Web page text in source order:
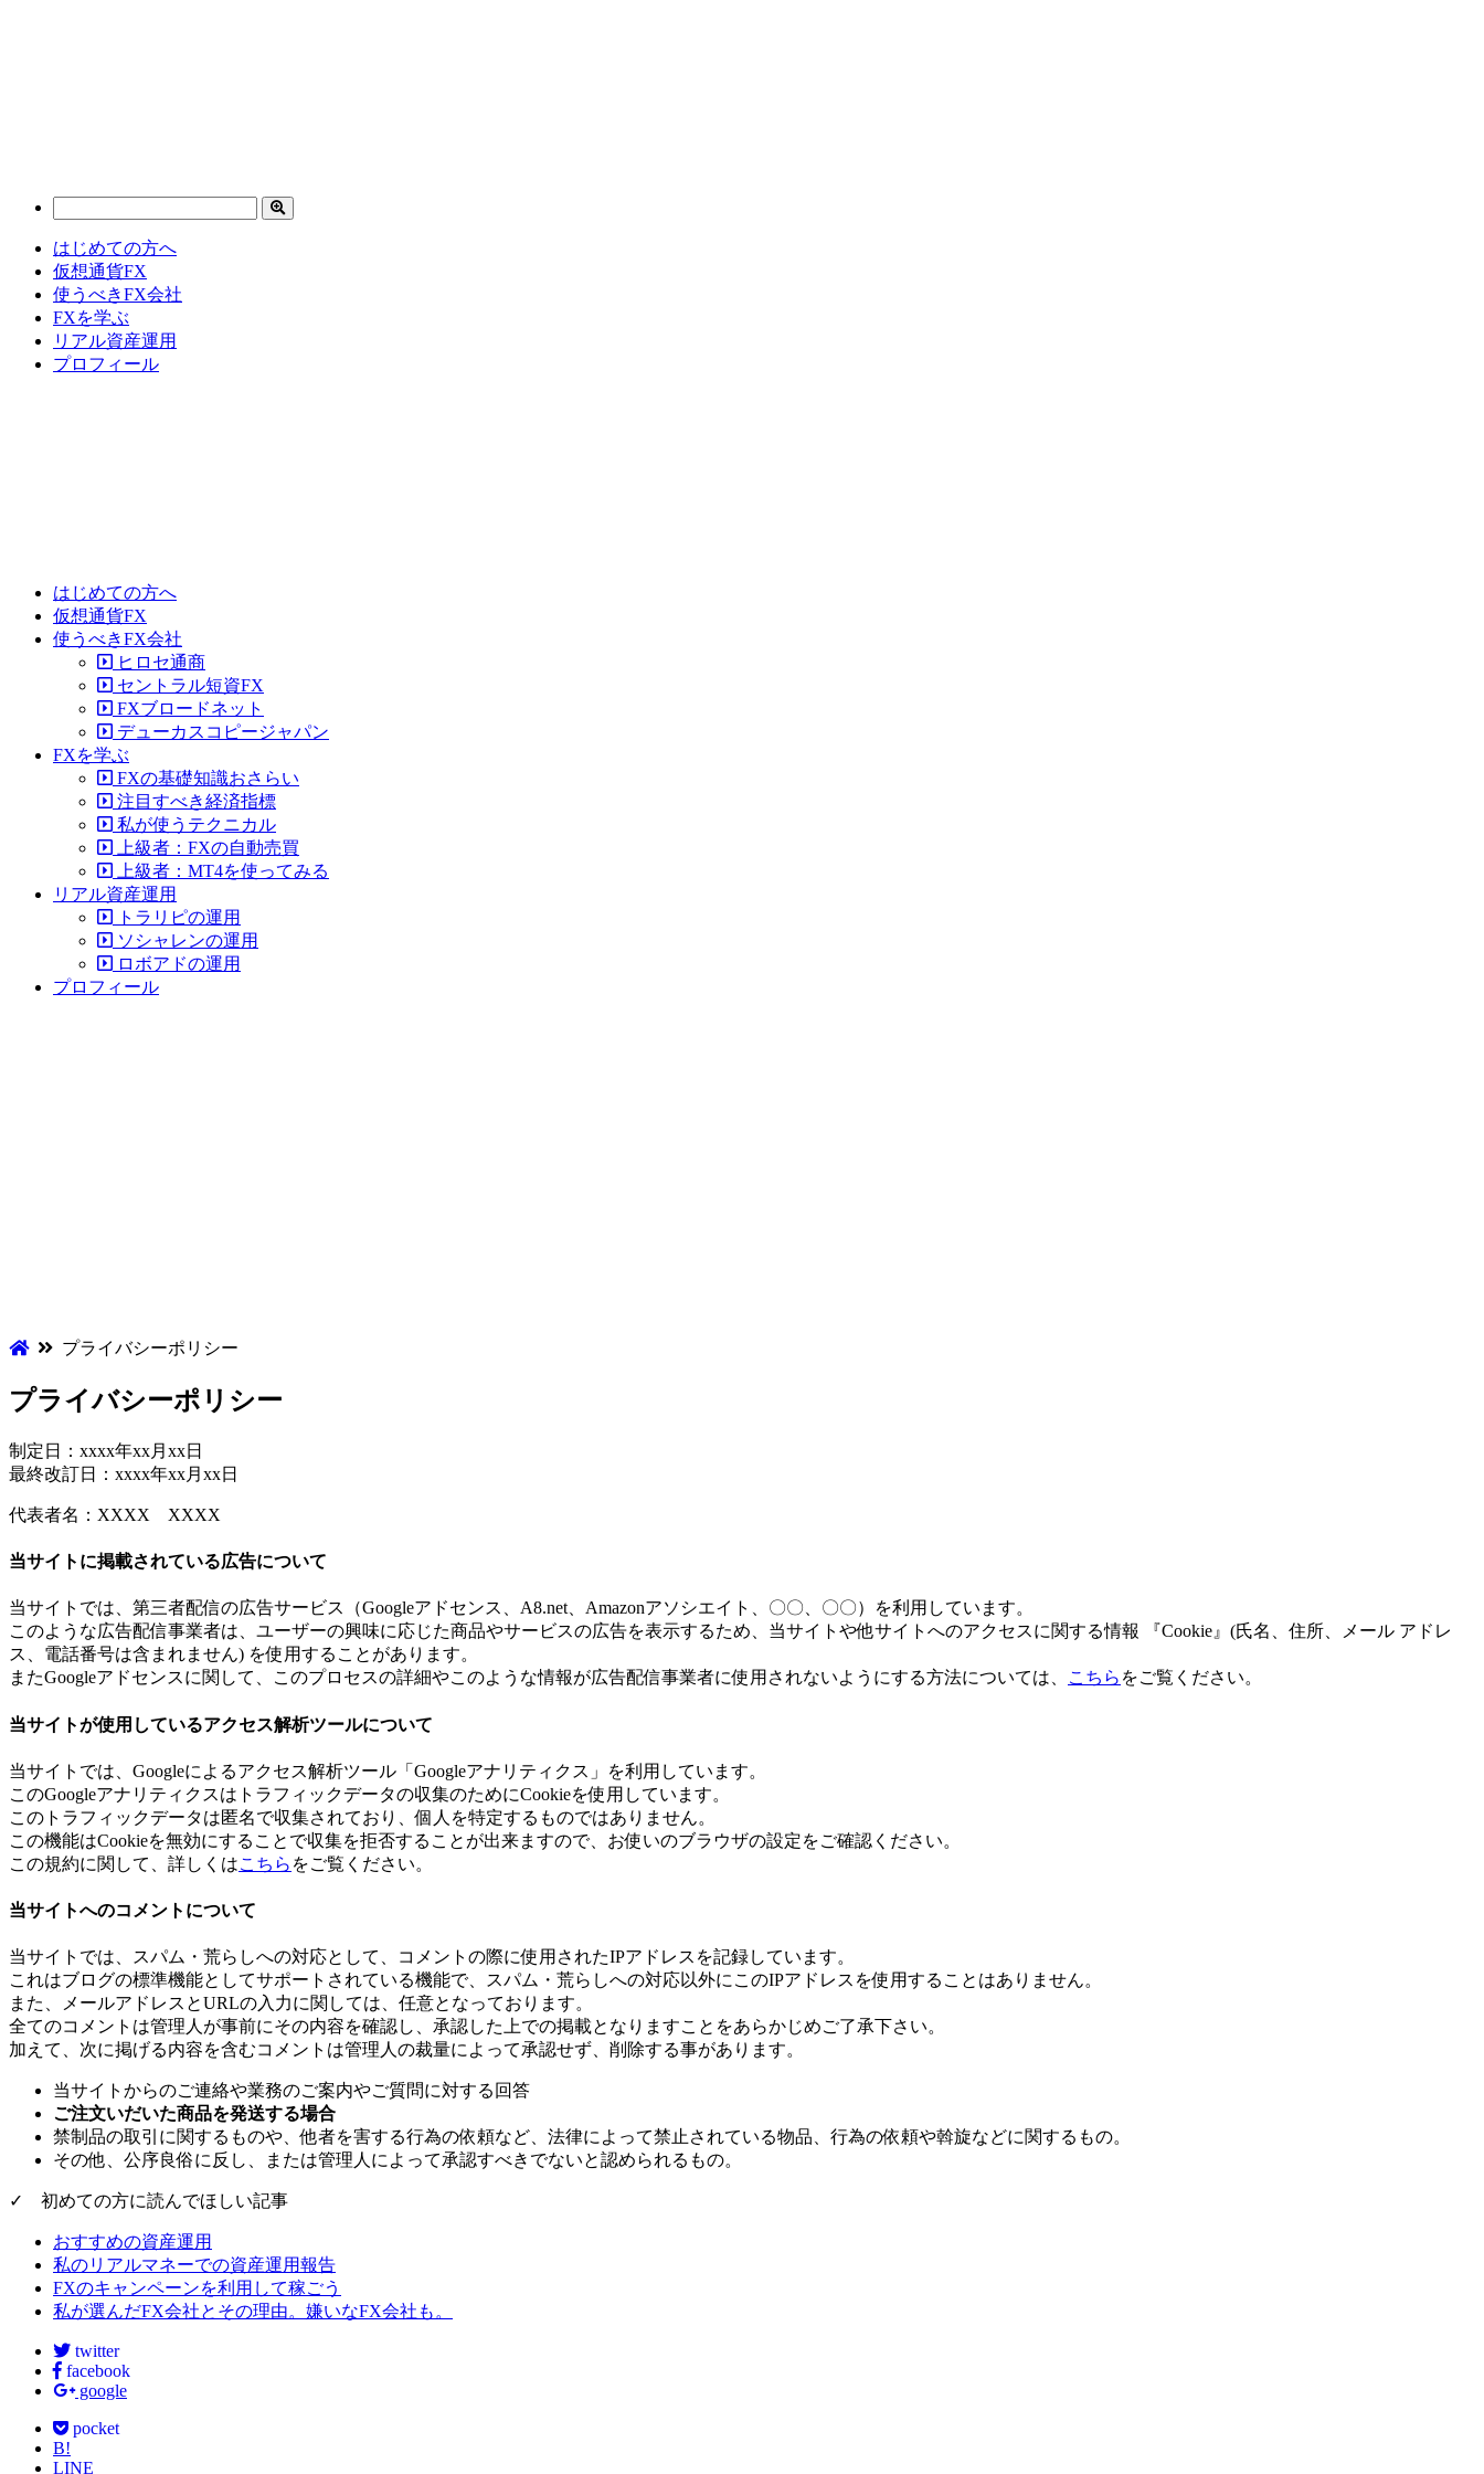
はじめての方へ
仮想通貨FX
使うべきFX会社
FXを学ぶ
リアル資産運用
プロフィール
はじめての方へ
仮想通貨FX
使うべきFX会社
ヒロセ通商
セントラル短資FX
FXブロードネット
デューカスコピージャパン
FXを学ぶ
FXの基礎知識おさらい
注目すべき経済指標
私が使うテクニカル
上級者：FXの自動売買
上級者：MT4を使ってみる
リアル資産運用
トラリピの運用
ソシャレンの運用
ロボアドの運用
プロフィール
プライバシーポリシー
プライバシーポリシー
制定日：xxxx年xx月xx日
最終改訂日：xxxx年xx月xx日
代表者名：XXXX XXXX
当サイトに掲載されている広告について
当サイトでは、第三者配信の広告サービス（Googleアドセンス、A8.net、Amazonアソシエイト、〇〇、〇〇）を利用しています。
このような広告配信事業者は、ユーザーの興味に応じた商品やサービスの広告を表示するため、当サイトや他サイトへのアクセスに関する情報 『Cookie』(氏名、住所、メール アドレ
ス、電話番号は含まれません) を使用することがあります。
またGoogleアドセンスに関して、このプロセスの詳細やこのような情報が広告配信事業者に使用されないようにする方法については、
こちら をご覧ください。
当サイトが使用しているアクセス解析ツールについて
当サイトでは、Googleによるアクセス解析ツール「Googleアナリティクス」を利用しています。
このGoogleアナリティクスはトラフィックデータの収集のためにCookieを使用しています。
このトラフィックデータは匿名で収集されており、個人を特定するものではありません。
この機能はCookieを無効にすることで収集を拒否することが出来ますので、お使いのブラウザの設定をご確認ください。
この規約に関して、詳しくはこちら をご覧ください。
当サイトへのコメントについて
当サイトでは、スパム・荒らしへの対応として、コメントの際に使用されたIPアドレスを記録しています。
これはブログの標準機能としてサポートされている機能で、スパム・荒らしへの対応以外にこのIPアドレスを使用することはありません。
また、メールアドレスとURLの入力に関しては、任意となっております。
全てのコメントは管理人が事前にその内容を確認し、承認した上での掲載となりますことをあらかじめご了承下さい。
加えて、次に掲げる内容を含むコメントは管理人の裁量によって承認せず、削除する事があります。
当サイトからのご連絡や業務のご案内やご質問に対する回答
ご注文いだいた商品を発送する場合
禁制品の取引に関するものや、他者を害する行為の依頼など、法律によって禁止されている物品、行為の依頼や斡旋などに関するもの。
その他、公序良俗に反し、または管理人によって承認すべきでないと認められるもの。
✓ 初めての方に読んでほしい記事
おすすめの資産運用
私のリアルマネーでの資産運用報告
FXのキャンペーンを利用して稼ごう
私が選んだFX会社とその理由。嫌いなFX会社も。
twitter
facebook
google
pocket
B!
LINE